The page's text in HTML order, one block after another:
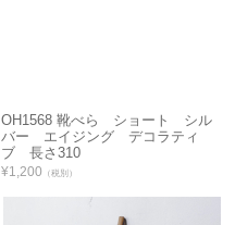
OH1568 靴べら ショート シル
バー エイジング デコラティ
ブ 長さ310
¥1,200 （税別）